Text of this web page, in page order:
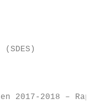
2017-2018 –